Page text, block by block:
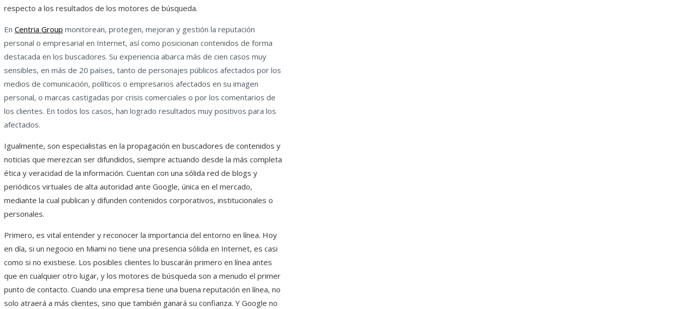
respecto a los resultados de los motores de búsqueda.
En Centria Group monitorean, protegen, mejoran y gestión la reputación
personal o empresarial en Internet, así como posicionan contenidos de forma
destacada en los buscadores. Su experiencia abarca más de cien casos muy
sensibles, en más de 20 países, tanto de personajes públicos afectados por los
medios de comunicación, políticos o empresarios afectados en su imagen
personal, o marcas castigadas por crisis comerciales o por los comentarios de
los clientes. En todos los casos, han logrado resultados muy positivos para los
afectados.
Igualmente, son especialistas en la propagación en buscadores de contenidos y
noticias que merezcan ser difundidos, siempre actuando desde la más completa
ética y veracidad de la información. Cuentan con una sólida red de blogs y
periódicos virtuales de alta autoridad ante Google, única en el mercado,
mediante la cual publican y difunden contenidos corporativos, institucionales o
personales.
Primero, es vital entender y reconocer la importancia del entorno en línea. Hoy
en día, si un negocio en Miami no tiene una presencia sólida en Internet, es casi
como si no existiese. Los posibles clientes lo buscarán primero en línea antes
que en cualquier otro lugar, y los motores de búsqueda son a menudo el primer
punto de contacto. Cuando una empresa tiene una buena reputación en línea, no
solo atraerá a más clientes, sino que también ganará su confianza. Y Google no